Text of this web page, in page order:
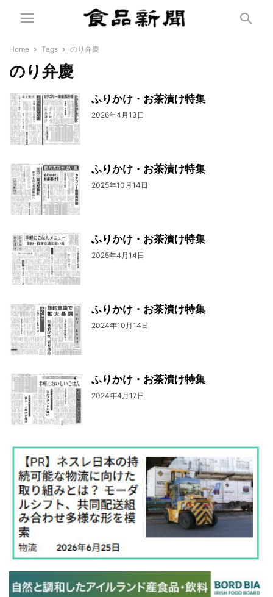
Home Tags のり弁慶
のり弁慶
ふりかけ・お茶漬け特集
2026年4月13日
ふりかけ・お茶漬け特集
2025年10月14日
ふりかけ・お茶漬け特集
2025年4月14日
ふりかけ・お茶漬け特集
2024年10月14日
ふりかけ・お茶漬け特集
2024年4月17日